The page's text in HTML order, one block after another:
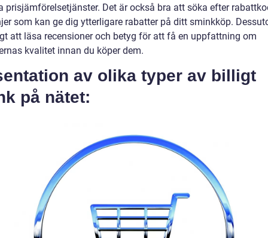
prisjämförelsetjänster. Det är också bra att söka efter
som kan ge dig ytterligare rabatter på ditt sminkköp.
att läsa recensioner och betyg för att få en uppfattning om
kvalitet innan du köper dem.
av olika typer av billigt
på nätet: